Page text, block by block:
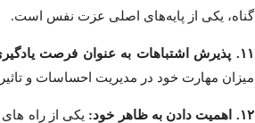
گناه، یکی از پایه‌های اصلی عزت نفس است.
۱۱. پذیرش اشتباهات به عنوان فرصت یادگیری:
میزان مهارت خود در مدیریت احساسات و
۱۲. اهمیت دادن به ظاهر خود:
یکی از راه